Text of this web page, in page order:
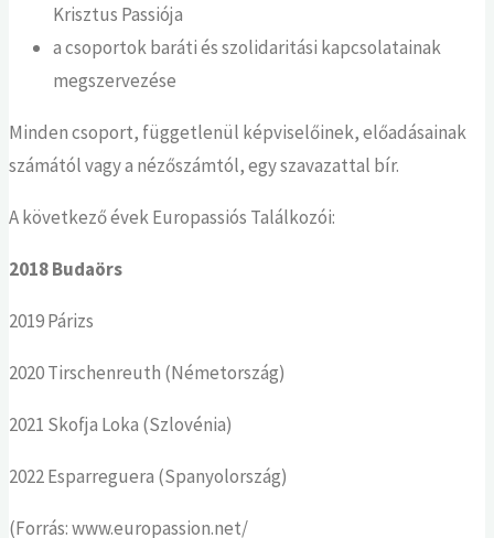
Krisztus Passiója
a csoportok baráti és szolidaritási kapcsolatainak
megszervezése
Minden csoport, függetlenül képviselőinek, előadásainak
számától vagy a nézőszámtól, egy szavazattal bír.
A következő évek Europassiós Találkozói:
2018 Budaörs
2019 Párizs
2020 Tirschenreuth (Németország)
2021 Skofja Loka (Szlovénia)
2022 Esparreguera (Spanyolország)
(Forrás: www.europassion.net/